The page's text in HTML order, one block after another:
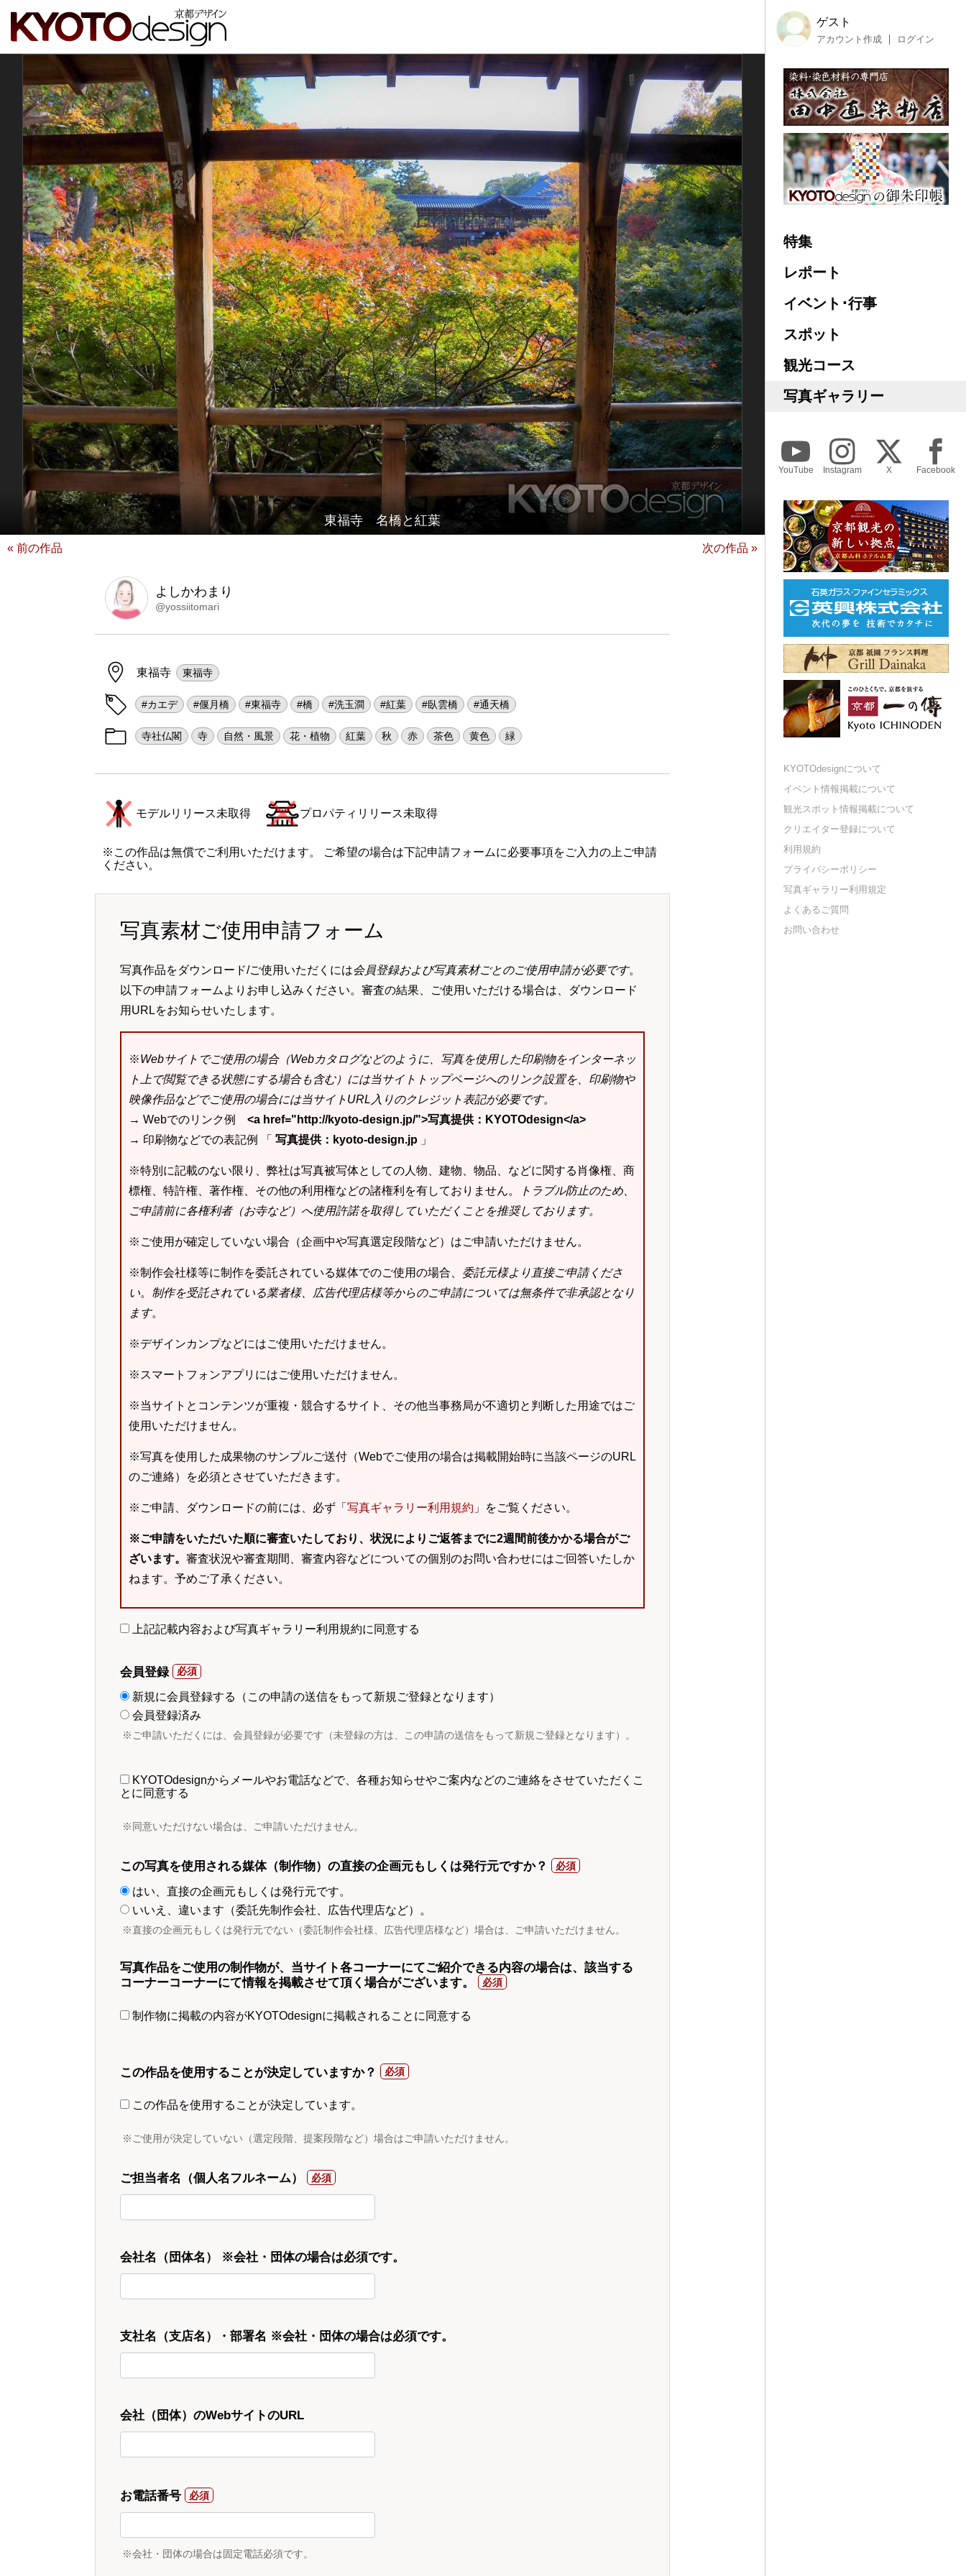
東福寺 名橋と紅葉
« 前の作品 次の作品 »
よしかわまり
@yossiitomari
東福寺 東福寺
#カエデ #偃月橋 #東福寺 #橋 #洗玉澗 #紅葉 #臥雲橋 #通天橋
寺社仏閣 寺 自然・風景 花・植物 紅葉 秋 赤 茶色 黄色 緑
モデルリリース未取得 プロパティリリース未取得
※この作品は無償でご利用いただけます。 ご希望の場合は下記申請フォームに必要事項をご入力の上ご申請
ください。
写真素材ご使用申請フォーム
写真作品をダウンロード/ご使用いただくには会員登録および写真素材ごとのご使用申請が必要です。
以下の申請フォームよりお申し込みください。審査の結果、ご使用いただける場合は、ダウンロード
用URLをお知らせいたします。
※Webサイトでご使用の場合（Webカタログなどのように、写真を使用した印刷物をインターネッ
ト上で閲覧できる状態にする場合も含む）には当サイトトップページへのリンク設置を、印刷物や
映像作品などでご使用の場合には当サイトURL入りのクレジット表記が必要です。
→ Webでのリンク例 <a href="http://kyoto-design.jp/">写真提供：KYOTOdesign</a>
→ 印刷物などでの表記例 「 写真提供：kyoto-design.jp 」
※特別に記載のない限り、弊社は写真被写体としての人物、建物、物品、などに関する肖像権、商
標権、特許権、著作権、その他の利用権などの諸権利を有しておりません。
トラブル防止のため、
ご申請前に各権利者（お寺など）へ使用許諾を取得していただくことを推奨しております。
※ご使用が確定していない場合（企画中や写真選定段階など）はご申請いただけません。
※制作会社様等に制作を委託されている媒体でのご使用の場合、 委託元様より直接ご申請くださ
い。 制作を受託されている業者様、広告代理店様等からのご申請については無条件で非承認となり
ます。
※デザインカンプなどにはご使用いただけません。
※スマートフォンアプリにはご使用いただけません。
※当サイトとコンテンツが重複・競合するサイト、その他当事務局が不適切と判断した用途ではご
使用いただけません。
※写真を使用した成果物のサンプルご送付（Webでご使用の場合は掲載開始時に当該ページのURL
のご連絡）を必須とさせていただきます。
※ご申請、ダウンロードの前には、必ず「 写真ギャラリー利用規約 」をご覧ください。
※ご申請をいただいた順に審査いたしており、状況によりご返答までに2週間前後かかる場合がご
ざいます。 審査状況や審査期間、審査内容などについての個別のお問い合わせにはご回答いたしか
ねます。予めご了承ください。
上記記載内容および写真ギャラリー利用規約に同意する
会員登録
新規に会員登録する（この申請の送信をもって新規ご登録となります）
会員登録済み
※ご申請いただくには、会員登録が必要です（未登録の方は、この申請の送信をもって新規ご登録となります）。
KYOTOdesignからメールやお電話などで、各種お知らせやご案内などのご連絡をさせていただくこ
とに同意する
※同意いただけない場合は、ご申請いただけません。
この写真を使用される媒体（制作物）の直接の企画元もしくは発行元ですか？
はい、直接の企画元もしくは発行元です。
いいえ、違います（委託先制作会社、広告代理店など）。
※直接の企画元もしくは発行元でない（委託制作会社様、広告代理店様など）場合は、ご申請いただけません。
写真作品をご使用の制作物が、当サイト各コーナーにてご紹介できる内容の場合は、該当する
コーナーコーナーにて情報を掲載させて頂く場合がございます。
制作物に掲載の内容がKYOTOdesignに掲載されることに同意する
この作品を使用することが決定していますか？
この作品を使用することが決定しています。
※ご使用が決定していない（選定段階、提案段階など）場合はご申請いただけません。
ご担当者名（個人名フルネーム）
会社名（団体名） ※会社・団体の場合は必須です。
支社名（支店名）・部署名 ※会社・団体の場合は必須です。
会社（団体）のWebサイトのURL
お電話番号
※会社・団体の場合は固定電話必須です。
ゲスト
アカウント作成 ログイン
特集
レポート
イベント･行事
スポット
観光コース
写真ギャラリー
YouTube Instagram X Facebook
KYOTOdesignについて
イベント情報掲載について
観光スポット情報掲載について
クリエイター登録について
利用規約
プライバシーポリシー
写真ギャラリー利用規定
よくあるご質問
お問い合わせ